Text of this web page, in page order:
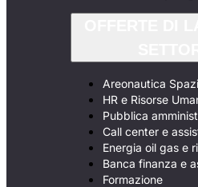
Areonautica
HR e Risorse
Pubblica
Call center e
Energia oil gas e
Banca finanza e
Formazione